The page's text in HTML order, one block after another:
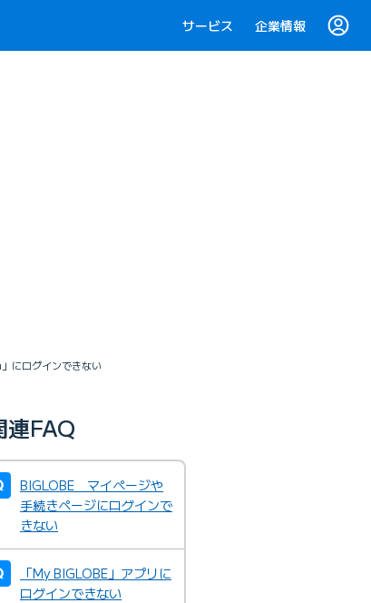
サービス 企業情報
にログインできない
連FAQ
BIGLOBE マイページや
手続きページにログインで
きない
「My BIGLOBE」アプリに
ログインできない